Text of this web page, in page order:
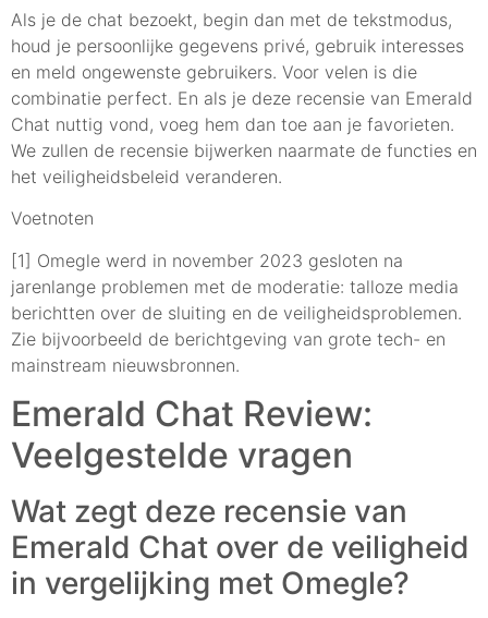
Als je de chat bezoekt, begin dan met de tekstmodus,
houd je persoonlijke gegevens privé, gebruik interesses
en meld ongewenste gebruikers. Voor velen is die
combinatie perfect. En als je deze recensie van Emerald
Chat nuttig vond, voeg hem dan toe aan je favorieten.
We zullen de recensie bijwerken naarmate de functies en
het veiligheidsbeleid veranderen.
Voetnoten
[1] Omegle werd in november 2023 gesloten na
jarenlange problemen met de moderatie: talloze media
berichtten over de sluiting en de veiligheidsproblemen.
Zie bijvoorbeeld de berichtgeving van grote tech- en
mainstream nieuwsbronnen.
Emerald Chat Review:
Veelgestelde vragen
Wat zegt deze recensie van
Emerald Chat over de veiligheid
in vergelijking met Omegle?